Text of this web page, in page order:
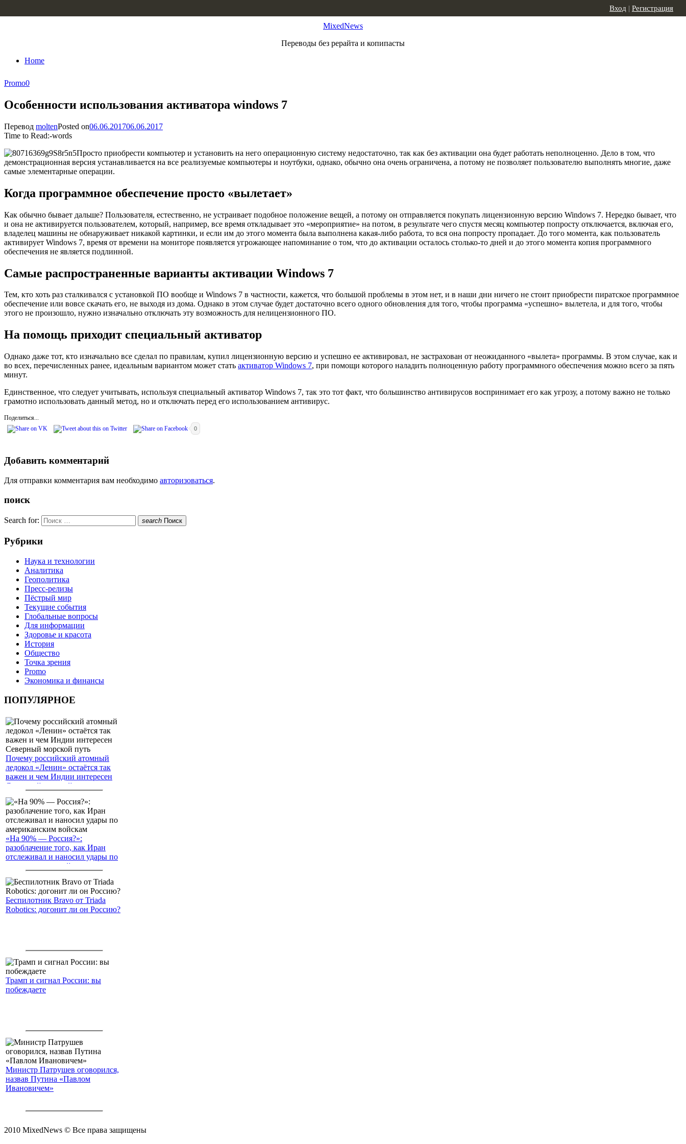
MixedNews
Переводы без рерайта и копипасты
Home
Вход | Регистрация
Promo0
Особенности использования активатора windows 7
Перевод moltenPosted on06.06.201706.06.2017
Time to Read:-words
Просто приобрести компьютер и установить на него операционную систему недостаточно, так как без активации она будет работать неполноценно. Дело в том, что
демонстрационная версия устанавливается на все реализуемые компьютеры и ноутбуки, однако, обычно она очень ограничена, а потому не позволяет пользователю выполнять многие, даже
самые элементарные операции.
Когда программное обеспечение просто «вылетает»
Как обычно бывает дальше? Пользователя, естественно, не устраивает подобное положение вещей, а потому он отправляется покупать лицензионную версию Windows 7. Нередко бывает, что
и она не активируется пользователем, который, например, все время откладывает это «мероприятие» на потом, в результате чего спустя месяц компьютер попросту отключается, включая его,
владелец машины не обнаруживает никакой картинки, и если им до этого момента была выполнена какая-либо работа, то вся она попросту пропадает. До того момента, как пользователь
активирует Windows 7, время от времени на мониторе появляется угрожающее напоминание о том, что до активации осталось столько-то дней и до этого момента копия программного
обеспечения не является подлинной.
Самые распространенные варианты активации Windows 7
Тем, кто хоть раз сталкивался с установкой ПО вообще и Windows 7 в частности, кажется, что большой проблемы в этом нет, и в наши дни ничего не стоит приобрести пиратское программное
обеспечение или вовсе скачать его, не выходя из дома. Однако в этом случае будет достаточно всего одного обновления для того, чтобы программа «успешно» вылетела, и для того, чтобы
этого не произошло, нужно изначально отключать эту возможность для нелицензионного ПО.
На помощь приходит специальный активатор
Однако даже тот, кто изначально все сделал по правилам, купил лицензионную версию и успешно ее активировал, не застрахован от неожиданного «вылета» программы. В этом случае, как и
во всех, перечисленных ранее, идеальным вариантом может стать активатор Windows 7, при помощи которого наладить полноценную работу программного обеспечения можно всего за пять
минут.
Единственное, что следует учитывать, используя специальный активатор Windows 7, так это тот факт, что большинство антивирусов воспринимает его как угрозу, а потому важно не только
грамотно использовать данный метод, но и отключать перед его использованием антивирус.
Поделиться...
0
Добавить комментарий
Для отправки комментария вам необходимо авторизоваться.
поиск
Search for: search Поиск
Рубрики
Наука и технологии
Аналитика
Геополитика
Пресс-релизы
Пёстрый мир
Текущие события
Глобальные вопросы
Для информации
Здоровье и красота
История
Общество
Точка зрения
Promo
Экономика и финансы
ПОПУЛЯРНОЕ
Почему российский атомный
ледокол «Ленин» остаётся так
важен и чем Индии интересен
Северный морской путь
«На 90% — Россия?»:
разоблачение того, как Иран
отслеживал и наносил удары по
американским войскам
Беспилотник Bravo от Triada
Robotics: догонит ли он Россию?
Трамп и сигнал России: вы
побеждаете
Министр Патрушев оговорился,
назвав Путина «Павлом
Ивановичем»
2010 MixedNews © Все права защищены